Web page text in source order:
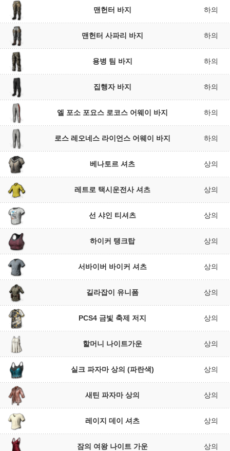
맨헌터 바지 하의
맨헌터 사파리 바지 하의
용병 팀 바지 하의
집행자 바지 하의
엘 포소 포요스 로코스 어웨이 바지 하의
로스 레오네스 라이언스 어웨이 바지 하의
베나토르 셔츠 상의
레트로 택시운전사 셔츠 상의
선 샤인 티셔츠 상의
하이커 탱크탑 상의
서바이버 바이커 셔츠 상의
길라잡이 유니폼 상의
PCS4 금빛 축제 저지 상의
할머니 나이트가운 상의
실크 파자마 상의 (파란색) 상의
새틴 파자마 상의 상의
레이지 데이 셔츠 상의
잠의 여왕 나이트 가운 상의